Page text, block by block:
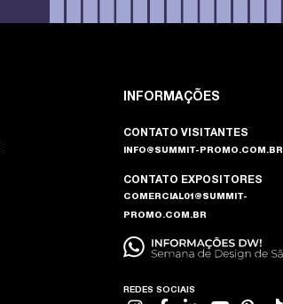
INFORMAÇÕES
CONTATO VISITANTES
INFO@SUMMIT-PROMO.COM.BR
CONTATO EXPOSITORES
COMERCIAL01@SUMMIT-
PROMO.COM.BR
REDES SOCIAIS